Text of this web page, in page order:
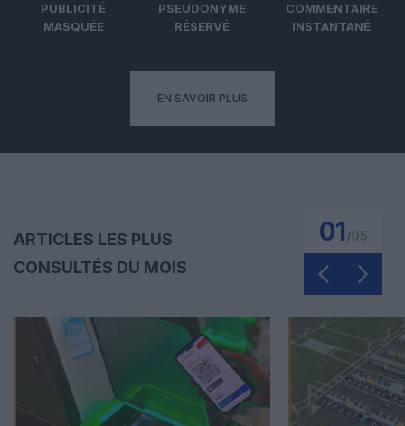
PUBLICITÉ
MASQUÉE
PSEUDONYME
RÉSERVÉ
COMMENTAIRE
INSTANTANÉ
EN SAVOIR PLUS
ARTICLES LES PLUS
CONSULTÉS DU MOIS
01